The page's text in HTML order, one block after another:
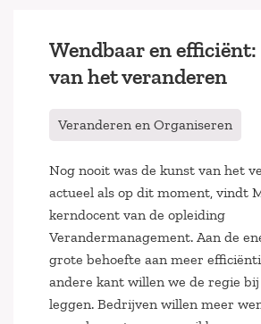
Wendbaar en
van het veranderen
Veranderen en Organiseren
Nog nooit was de kunst van het
actueel als op dit moment, vindt
kerndocent van de opleiding
Verandermanagement. Aan de
grote behoefte aan meer
andere kant willen we de regie
leggen. Bedrijven willen meer